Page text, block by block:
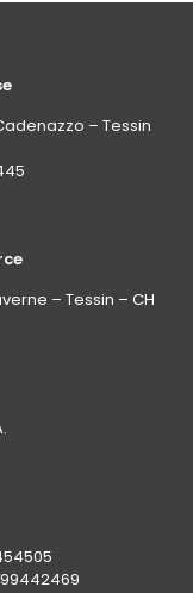
– Tessin
– Tessin – CH